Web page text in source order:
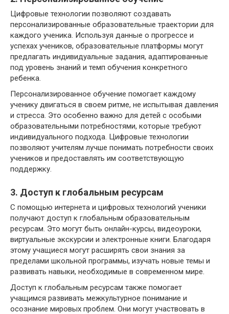
Цифровые технологии позволяют создавать
персонализированные образовательные траектории для
каждого ученика. Используя данные о прогрессе и
успехах учеников, образовательные платформы могут
предлагать индивидуальные задания, адаптированные
под уровень знаний и темп обучения конкретного
ребенка.
Персонализированное обучение помогает каждому
ученику двигаться в своем ритме, не испытывая давления
и стресса. Это особенно важно для детей с особыми
образовательными потребностями, которые требуют
индивидуального подхода. Цифровые технологии
позволяют учителям лучше понимать потребности своих
учеников и предоставлять им соответствующую
поддержку.
3. Доступ к глобальным ресурсам
С помощью интернета и цифровых технологий ученики
получают доступ к глобальным образовательным
ресурсам. Это могут быть онлайн-курсы, видеоуроки,
виртуальные экскурсии и электронные книги. Благодаря
этому учащиеся могут расширять свои знания за
пределами школьной программы, изучать новые темы и
развивать навыки, необходимые в современном мире.
Доступ к глобальным ресурсам также помогает
учащимся развивать межкультурное понимание и
осознание мировых проблем. Они могут участвовать в